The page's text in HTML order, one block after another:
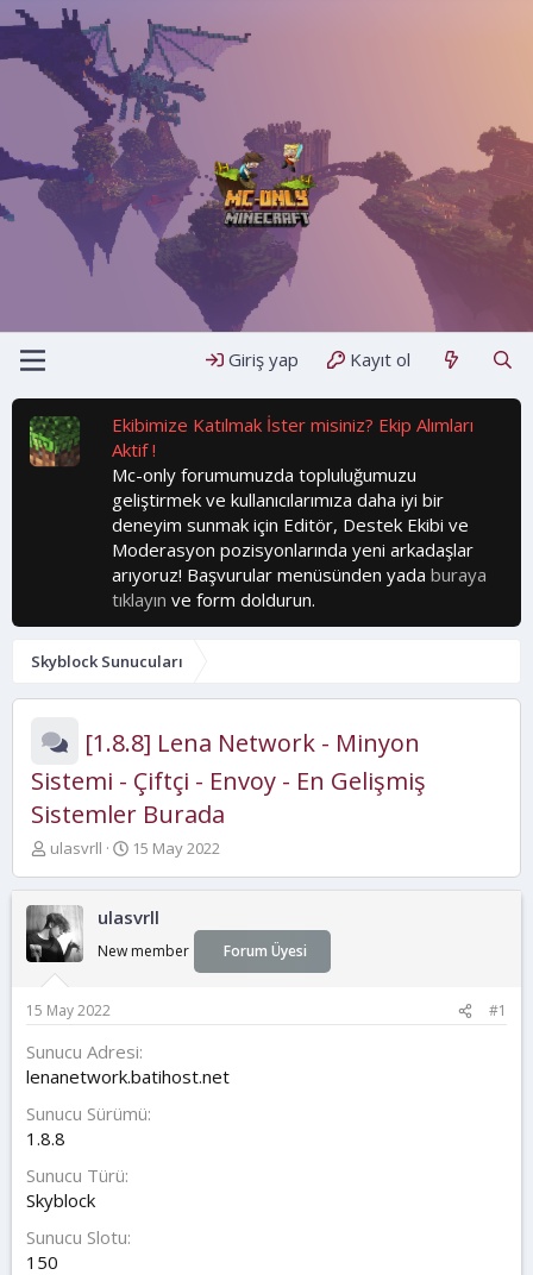
Giriş yap Kayıt ol
Ekibimize Katılmak İster misiniz? Ekip Alımları
Aktif !
Mc-only forumumuzda topluluğumuzu
geliştirmek ve kullanıcılarımıza daha iyi bir
deneyim sunmak için Editör, Destek Ekibi ve
Moderasyon pozisyonlarında yeni arkadaşlar
arıyoruz! Başvurular menüsünden yada buraya
tıklayın ve form doldurun.
Skyblock Sunucuları
[1.8.8] Lena Network - Minyon
Sistemi - Çiftçi - Envoy - En Gelişmiş
Sistemler Burada
K
b
u
y
u
a
l
a
a
n
ulasvrll
B
l
n
a
r
h
15 May 2022
ulasvrll
New member Forum Üyesi
15 May 2022 #1
Sunucu Adresi
lenanetwork.batihost.net
Sunucu Sürümü
1.8.8
Sunucu Türü
Skyblock
Sunucu Slotu
150